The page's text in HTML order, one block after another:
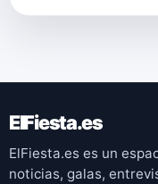
ElFiesta.es
ElFiesta.es es un
noticias, galas,